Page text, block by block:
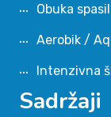
Obuka
Aerobik /
Intenzivna
Sadržaji